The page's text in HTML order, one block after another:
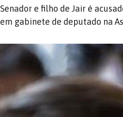
Senador e filho de Jair é
em gabinete de deputado na